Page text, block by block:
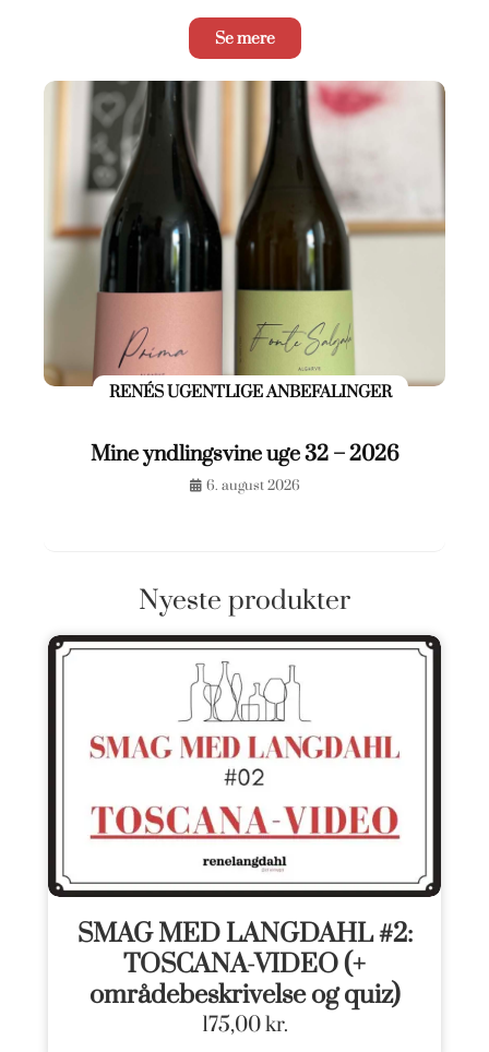
Se mere
RENÉS UGENTLIGE ANBEFALINGER
Mine yndlingsvine uge 32 – 2026
6. august 2026
Nyeste produkter
SMAG MED LANGDAHL #2:
TOSCANA-VIDEO (+
områdebeskrivelse og quiz)
175,00kr.